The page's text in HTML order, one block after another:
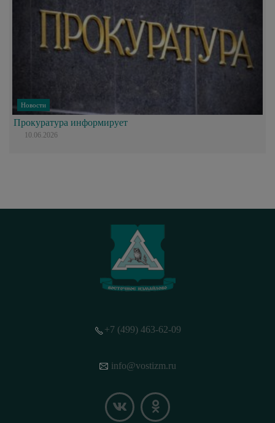
Новости
Прокуратура информирует
10.06.2026
+7 (499) 463-62-09
info@vostizm.ru